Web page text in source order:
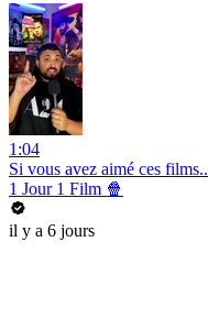
1:04
Si vous avez aimé ces films..
1 Jour 1 Film 🍿
il y a 6 jours